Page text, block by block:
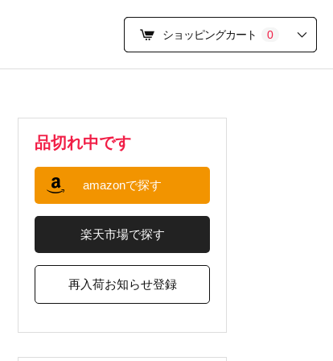
ショッピングカート 0
品切れ中です
amazonで探す
楽天市場で探す
再入荷お知らせ登録